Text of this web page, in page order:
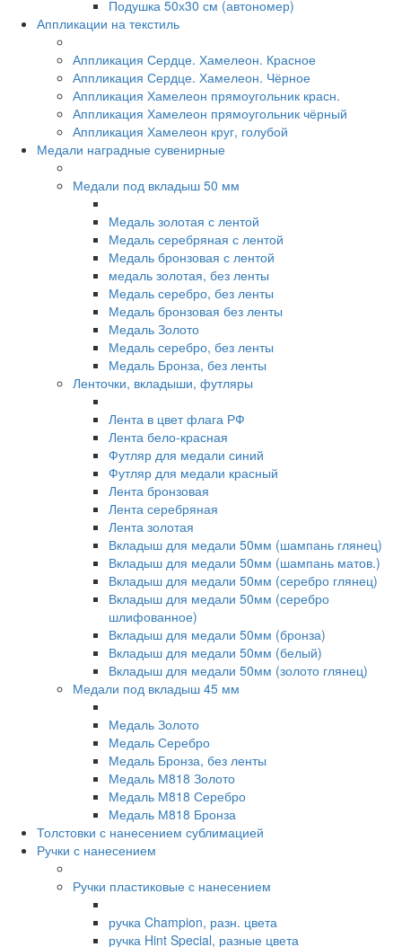
Подушка 50х30 см (автономер)
Аппликации на текстиль
Аппликация Сердце. Хамелеон. Красное
Аппликация Сердце. Хамелеон. Чёрное
Аппликация Хамелеон прямоугольник красн.
Аппликация Хамелеон прямоугольник чёрный
Аппликация Хамелеон круг, голубой
Медали наградные сувенирные
Медали под вкладыш 50 мм
Медаль золотая с лентой
Медаль серебряная с лентой
Медаль бронзовая с лентой
медаль золотая, без ленты
Медаль серебро, без ленты
Медаль бронзовая без ленты
Медаль Золото
Медаль серебро, без ленты
Медаль Бронза, без ленты
Ленточки, вкладыши, футляры
Лента в цвет флага РФ
Лента бело-красная
Футляр для медали синий
Футляр для медали красный
Лента бронзовая
Лента серебряная
Лента золотая
Вкладыш для медали 50мм (шампань глянец)
Вкладыш для медали 50мм (шампань матов.)
Вкладыш для медали 50мм (серебро глянец)
Вкладыш для медали 50мм (серебро
шлифованное)
Вкладыш для медали 50мм (бронза)
Вкладыш для медали 50мм (белый)
Вкладыш для медали 50мм (золото глянец)
Медали под вкладыш 45 мм
Медаль Золото
Медаль Серебро
Медаль Бронза, без ленты
Медаль М818 Золото
Медаль М818 Серебро
Медаль М818 Бронза
Толстовки с нанесением сублимацией
Ручки с нанесением
Ручки пластиковые с нанесением
ручка Champion, разн. цвета
ручка Hint Special, разные цвета